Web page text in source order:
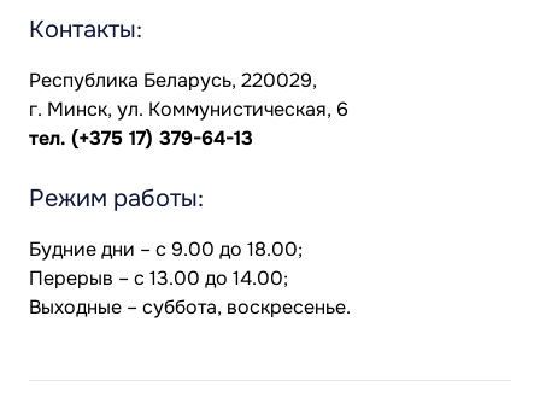
Контакты:
Республика Беларусь, 220029,
г. Минск, ул. Коммунистическая, 6
тел. (+375 17) 379-64-13
Режим работы:
Будние дни – с 9.00 до 18.00;
Перерыв – с 13.00 до 14.00;
Выходные – суббота, воскресенье.